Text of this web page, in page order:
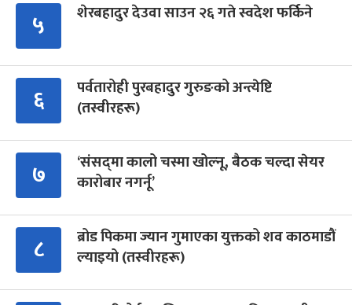
५ शेरबहादुर देउवा साउन २६ गते स्वदेश फर्किने
६
पर्वतारोही पुरबहादुर गुरुङको अन्त्येष्टि
(तस्वीरहरू)
७
‘संसद्‍मा कालो चस्मा खोल्नू, बैठक चल्दा सेयर
कारोबार नगर्नू’
८
ब्रोड पिकमा ज्यान गुमाएका युक्तको शव काठमाडौं
ल्याइयो (तस्वीरहरू)